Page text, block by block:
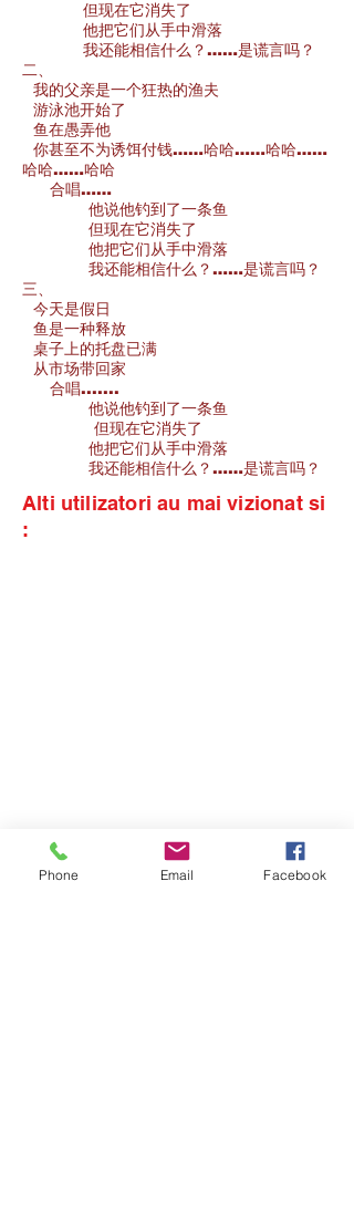
但现在它消失了
他把它们从手中滑落
我还能相信什么？……是谎言吗？
二、
我的父亲是一个狂热的渔夫
游泳池开始了
鱼在愚弄他
你甚至不为诱饵付钱……哈哈……哈哈……
哈哈……哈哈
合唱……
他说他钓到了一条鱼
但现在它消失了
他把它们从手中滑落
我还能相信什么？……是谎言吗？
三、
今天是假日
鱼是一种释放
桌子上的托盘已满
从市场带回家
合唱.......
他说他钓到了一条鱼
但现在它消失了
他把它们从手中滑落
我还能相信什么？……是谎言吗？
Alti utilizatori au mai vizionat si
:
Phone Email Facebook